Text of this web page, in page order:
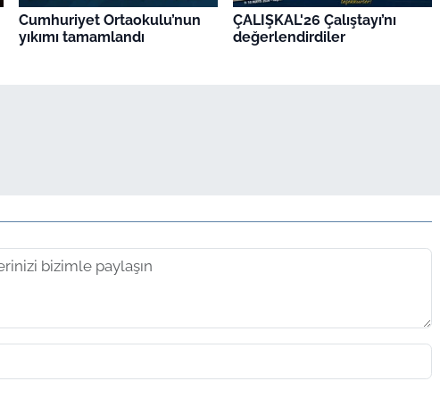
Cumhuriyet Ortaokulu’nun
yıkımı tamamlandı
ÇALIŞKAL'26 Çalıştayı’nı
değerlendirdiler